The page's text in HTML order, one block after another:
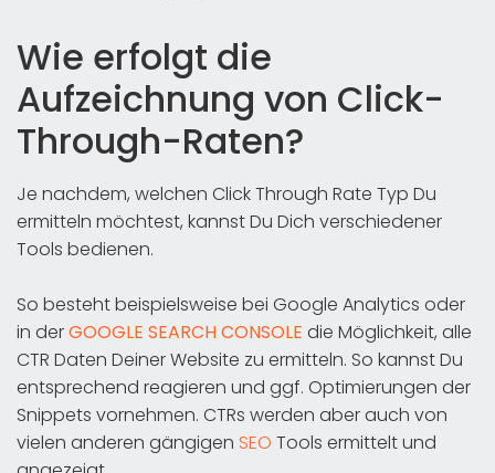
Wie erfolgt die
Aufzeichnung von Click-
Through-Raten?
Je nachdem, welchen Click Through Rate Typ Du
ermitteln möchtest, kannst Du Dich verschiedener
Tools bedienen.
So besteht beispielsweise bei Google Analytics oder
in derGOOGLE SEARCH CONSOLE die Möglichkeit, alle
CTR Daten Deiner Website zu ermitteln. So kannst Du
entsprechend reagieren und ggf. Optimierungen der
Snippets vornehmen. CTRs werden aber auch von
vielen anderen gängigen SEO Tools ermittelt und